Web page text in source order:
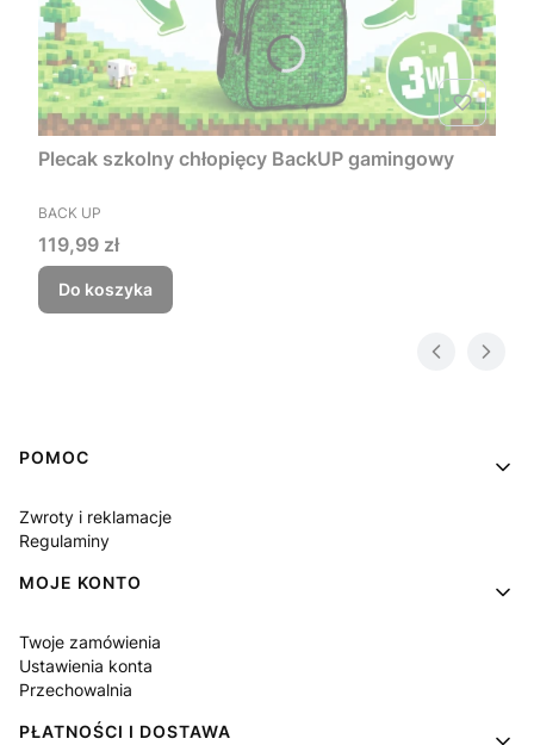
Plecak szkolny chłopięcy BackUP gamingowy
PRODUCENT
BACK UP
Cena
119,99 zł
Do koszyka
Linki w stopce
POMOC
Zwroty i reklamacje
Regulaminy
MOJE KONTO
Twoje zamówienia
Ustawienia konta
Przechowalnia
PŁATNOŚCI I DOSTAWA